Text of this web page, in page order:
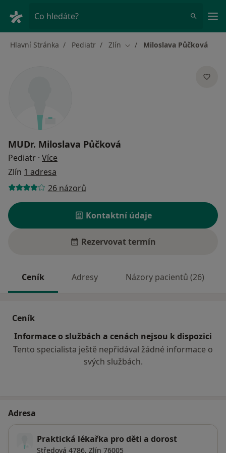
Co hledáte?
Hlavní Stránka Pediatr Zlín Změna města
Miloslava Půčková
MUDr. Miloslava Půčková
Pediatr · Více
Zlín 1 adresa
26 názorů
Kontaktní údaje
Rezervovat termín
Ceník Adresy Názory pacientů (26)
Ceník
Informace o službách a cenách nejsou k dispozici
Tento specialista ještě nepřidával žádné informace o
svých službách.
Adresa
Praktická lékařka pro děti a dorost
Středová 4786, Zlín 76005